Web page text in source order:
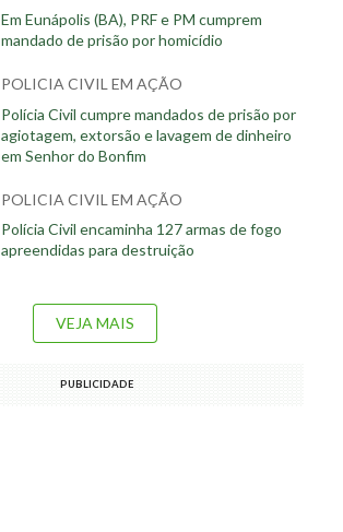
Em Eunápolis (BA), PRF e PM cumprem
mandado de prisão por homicídio
POLICIA CIVIL EM AÇÃO
Polícia Civil cumpre mandados de prisão por
agiotagem, extorsão e lavagem de dinheiro
em Senhor do Bonfim
POLICIA CIVIL EM AÇÃO
Polícia Civil encaminha 127 armas de fogo
apreendidas para destruição
VEJA MAIS
PUBLICIDADE